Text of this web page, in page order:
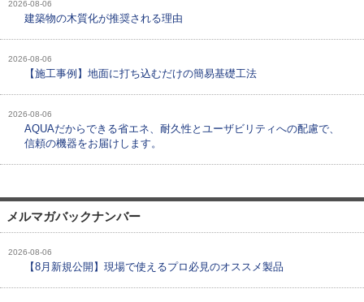
2026-08-06
建築物の木質化が推奨される理由
2026-08-06
【施工事例】地面に打ち込むだけの簡易基礎工法
2026-08-06
AQUAだからできる省エネ、耐久性とユーザビリティへの配慮で、
信頼の機器をお届けします。
メルマガバックナンバー
2026-08-06
【8月新規公開】現場で使えるプロ必見のオススメ製品